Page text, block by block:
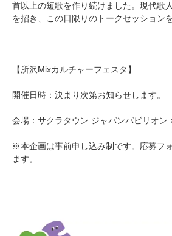
首以上の短歌を作り続けました。現代歌
を招き、この日限りのトークセッション
【所沢Mixカルチャーフェスタ】
開催日時：決まり次第お知らせします。
会場：サクラタウン ジャパンパビリオン
※本企画は事前申し込み制です。応募フ
ます。